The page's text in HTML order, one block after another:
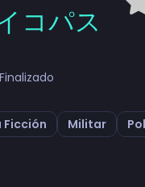
コパス
Finalizado
Ficción Militar